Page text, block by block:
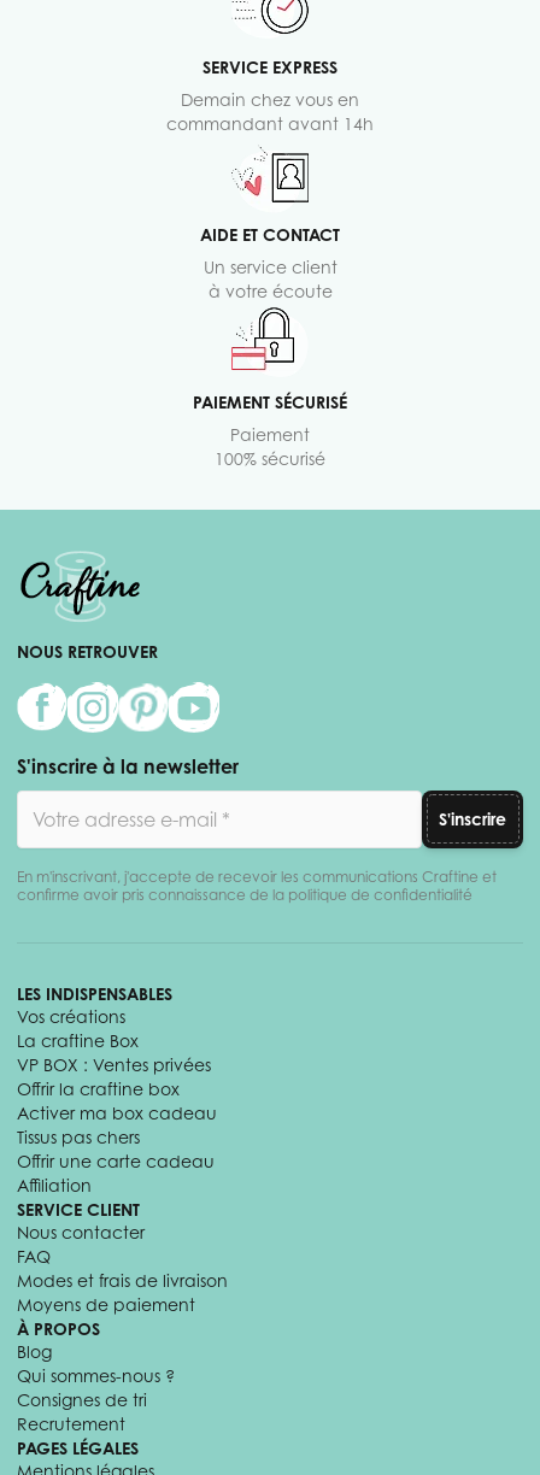
SERVICE EXPRESS
Demain chez vous en
commandant avant 14h
AIDE ET CONTACT
Un service client
à votre écoute
PAIEMENT SÉCURISÉ
Paiement
100% sécurisé
NOUS RETROUVER
S'inscrire à la newsletter
S'inscrire
En m'inscrivant, j'accepte de recevoir les communications Craftine et
confirme avoir pris connaissance de la politique de confidentialité
LES INDISPENSABLES
Vos créations
La craftine Box
VP BOX : Ventes privées
Offrir la craftine box
Activer ma box cadeau
Tissus pas chers
Offrir une carte cadeau
Affiliation
SERVICE CLIENT
Nous contacter
FAQ
Modes et frais de livraison
Moyens de paiement
À PROPOS
Blog
Qui sommes-nous ?
Consignes de tri
Recrutement
PAGES LÉGALES
Mentions légales